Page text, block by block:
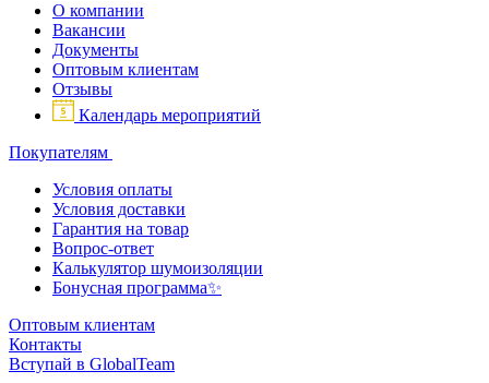
О компании
Вакансии
Документы
Оптовым клиентам
Отзывы
Календарь мероприятий
Покупателям
Условия оплаты
Условия доставки
Гарантия на товар
Вопрос-ответ
Калькулятор шумоизоляции
Бонусная программа✨
Оптовым клиентам
Контакты
Вступай в GlobalTeam